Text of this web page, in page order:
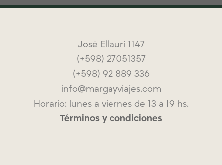
José Ellauri 1147
(+598) 27051357
(+598) 92 889 336
info@margayviajes.com
Horario: lunes a viernes de 13 a 19 hs.
Términos y condiciones